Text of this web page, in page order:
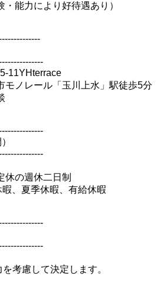
能力により好待遇あり）
11YHterrace
ノレール「玉川上水」駅徒歩5分
の週休二日制
、夏季休暇、有給休暇
考慮して決定します。